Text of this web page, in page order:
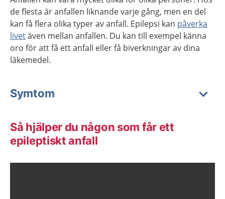
de flesta är anfallen liknande varje gång, men en del
kan få flera olika typer av anfall. Epilepsi kan påverka
livetäven mellan anfallen. Du kan till exempel känna
oro för att få ett anfall eller få biverkningar av dina
läkemedel.
Symtom
Så hjälper du någon som får ett
epileptiskt anfall